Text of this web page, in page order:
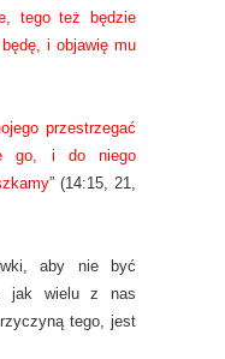
tego też będzie
będę, i objawię mu
przestrzegać
go, i do niego
” (14:15, 21,
aby nie być
jak wielu z nas
tego, jest